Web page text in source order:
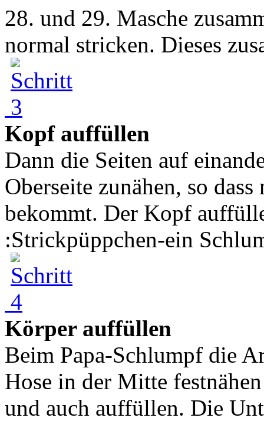
28. und 29. Masche
normal stricken. Dieses
Kopf auffüllen
Dann die Seiten auf
Oberseite zunähen, so
bekommt. Der Kopf
:Strickpüppchen-ein
Körper auffüllen
Beim Papa-Schlumpf die
Hose in der Mitte
und auch auffüllen. Die